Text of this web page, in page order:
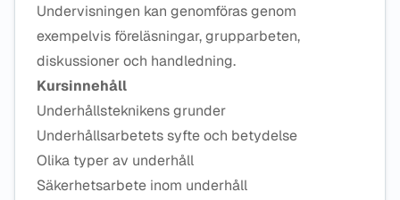
Undervisningen kan genomföras genom
exempelvis föreläsningar, grupparbeten,
diskussioner och handledning.
Kursinnehåll
Underhållsteknikens grunder
Underhållsarbetets syfte och betydelse
Olika typer av underhåll
Säkerhetsarbete inom underhåll